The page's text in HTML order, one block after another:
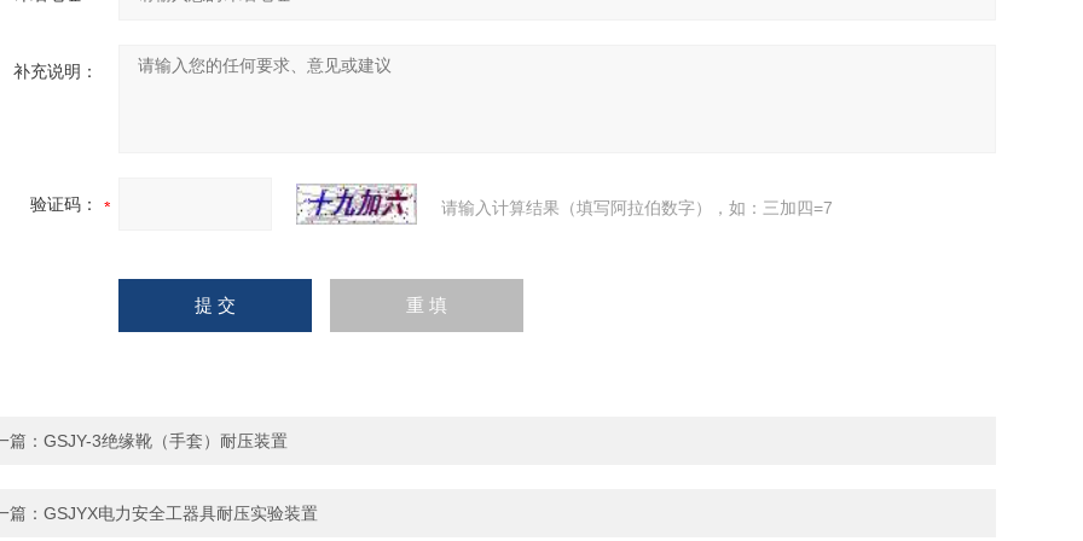
补充说明：
验证码： 请输入计算结果（填写阿拉伯数字），如：三加四=7
篇： GSJY-3绝缘靴（手套）耐压装置
篇： GSJYX电力安全工器具耐压实验装置